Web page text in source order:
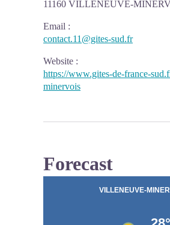
11160 VILLENEUVE-
Email :
contact.11@gites-sud.fr
Website :
https://www.gites-de-france-
minervois
Forecast